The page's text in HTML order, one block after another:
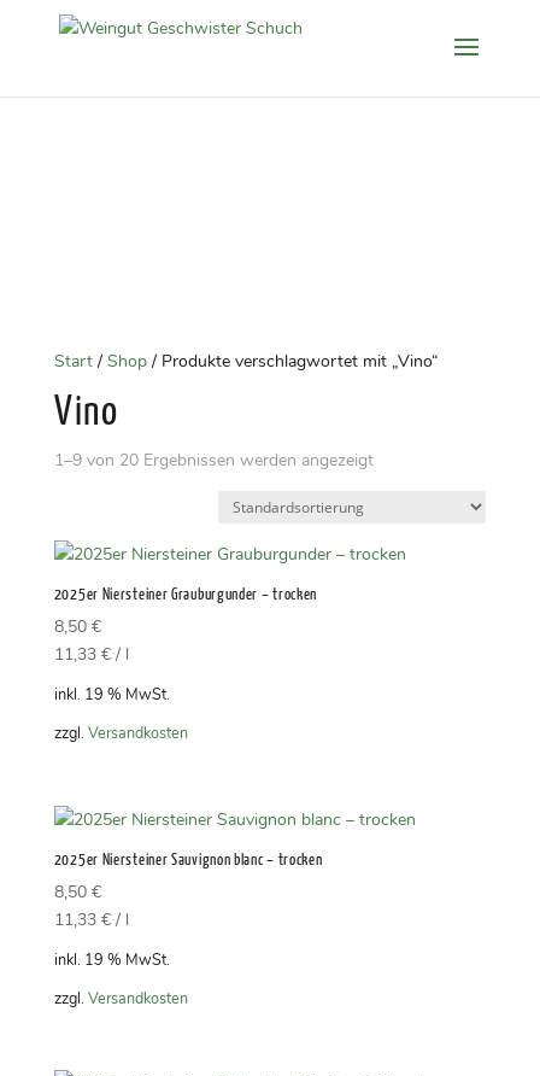
Start/ Shop/ Produkte verschlagwortet mit „Vino“
Vino
1–9 von 20 Ergebnissen werden angezeigt
2025er Niersteiner Grauburgunder – trocken
8,50 €
11,33 €/ l
inkl. 19 % MwSt.
zzgl. Versandkosten
2025er Niersteiner Sauvignon blanc – trocken
8,50 €
11,33 €/ l
inkl. 19 % MwSt.
zzgl. Versandkosten